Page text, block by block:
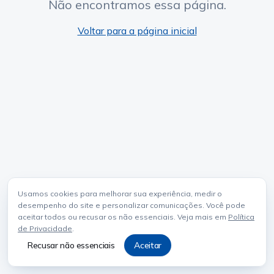
Usamos cookies para melhorar sua experiência, medir o
desempenho do site e personalizar comunicações. Você pode
aceitar todos ou recusar os não essenciais. Veja mais em Política
de Privacidade.
Recusar não essenciais Aceitar
Não encontramos essa página.
Voltar para a página inicial